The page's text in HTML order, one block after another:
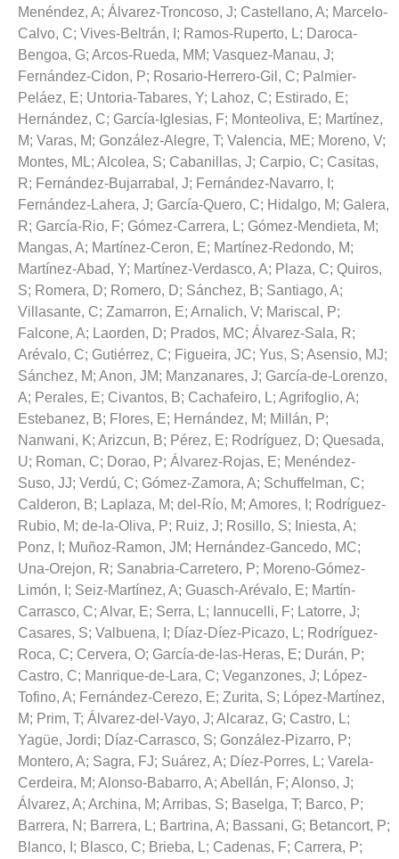
Menéndez, A; Álvarez-Troncoso, J; Castellano, A; Marcelo-
Calvo, C; Vives-Beltrán, I ; Ramos-Ruperto, L; Daroca-
Bengoa, G; Arcos-Rueda, MM; Vasquez-Manau, J;
Fernández-Cidon, P; Rosario-Herrero-Gil, C; Palmier-
Peláez, E; Untoria-Tabares, Y; Lahoz, C; Estirado, E;
Hernández, C; García-Iglesias, F; Monteoliva, E; Martínez,
M; Varas, M; González-Alegre, T; Valencia, ME; Moreno, V;
Montes, ML; Alcolea, S; Cabanillas, J; Carpio, C; Casitas,
R; Fernández-Bujarrabal, J; Fernández-Navarro, I ;
Fernández-Lahera, J; García-Quero, C; Hidalgo, M; Galera,
R; García-Rio, F; Gómez-Carrera, L; Gómez-Mendieta, M;
Mangas, A; Martínez-Ceron, E; Martínez-Redondo, M;
Martínez-Abad, Y; Martínez-Verdasco, A; Plaza, C; Quiros,
S; Romera, D; Romero, D; Sánchez, B; Santiago, A;
Villasante, C; Zamarron, E; Arnalich, V; Mariscal, P;
Falcone, A; Laorden, D; Prados, MC; Álvarez-Sala, R;
Arévalo, C; Gutiérrez, C; Figueira, JC; Yus, S; Asensio, MJ;
Sánchez, M; Anon, JM; Manzanares, J; García-de-Lorenzo,
A; Perales, E; Civantos, B; Cachafeiro, L; Agrifoglio, A;
Estebanez, B; Flores, E; Hernández, M; Millán, P;
Nanwani, K; Arizcun, B; Pérez, E; Rodríguez, D; Quesada,
U; Roman, C; Dorao, P; Álvarez-Rojas, E; Menéndez-
Suso, JJ; Verdú, C; Gómez-Zamora, A; Schuffelman, C;
Calderon, B; Laplaza, M; del-Río, M; Amores, I ; Rodríguez-
Rubio, M; de-la-Oliva, P; Ruiz, J; Rosillo, S; Iniesta, A;
Ponz, I ; Muñoz-Ramon, JM; Hernández-Gancedo, MC;
Una-Orejon, R; Sanabria-Carretero, P; Moreno-Gómez-
Limón, I ; Seiz-Martínez, A; Guasch-Arévalo, E; Martín-
Carrasco, C; Alvar, E; Serra, L; Iannucelli, F; Latorre, J;
Casares, S; Valbuena, I ; Díaz-Díez-Picazo, L; Rodríguez-
Roca, C; Cervera, O; García-de-las-Heras, E; Durán, P;
Castro, C; Manrique-de-Lara, C; Veganzones, J; López-
Tofino, A; Fernández-Cerezo, E; Zurita, S; López-Martínez,
M; Prim, T; Álvarez-del-Vayo, J; Alcaraz, G; Castro, L;
Yagüe, Jordi; Díaz-Carrasco, S; González-Pizarro, P;
Montero, A; Sagra, FJ; Suárez, A; Díez-Porres, L; Varela-
Cerdeira, M; Alonso-Babarro, A; Abellán, F; Alonso, J;
Álvarez, A; Archina, M; Arribas, S; Baselga, T; Barco, P;
Barrera, N ; Barrera, L; Bartrina, A; Bassani, G; Betancort, P;
Blanco, I ; Blasco, C; Brieba, L; Cadenas, F; Carrera, P;